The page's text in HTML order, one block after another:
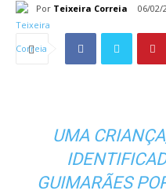
Por Teixeira Correia 06/02/
UMA
GUIMARÃES